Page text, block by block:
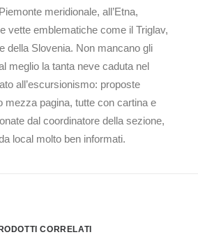
meridionale, all’Etna,
vette emblematiche come il Triglav,
della Slovenia. Non mancano gli
meglio la tanta neve caduta nel
all’escursionismo: proposte
mezza pagina, tutte con cartina e
dal coordinatore della sezione,
local molto ben informati.
CORRELATI